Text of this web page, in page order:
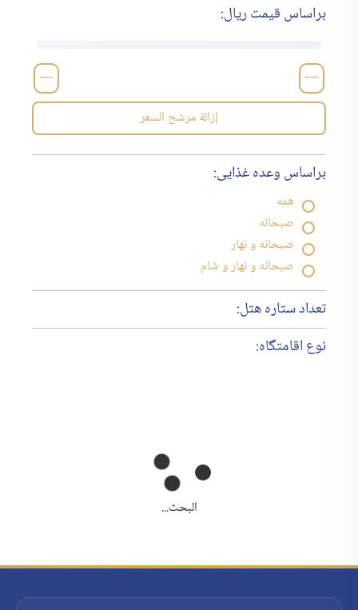
براساس قیمت ریال:
—
—
إزالة مرشح السعر
براساس وعده غذایی:
همه
صبحانه
صبحانه و نهار
صبحانه و نهار و شام
تعداد ستاره هتل:
نوع اقامتگاه:
البحث...